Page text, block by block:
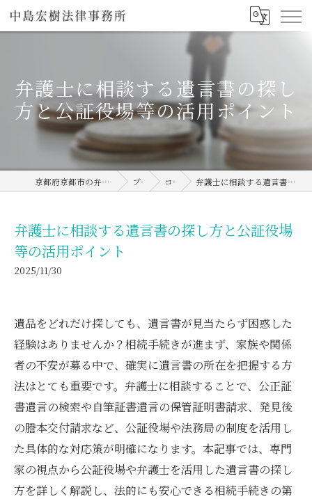
弁護士に相談する遺言書の探し
方と公証役場等の活用ポイント
京都府京都市の弁護士なら中島宏樹法律事務所 ブログ コラム 弁護士に相談する遺言書の探し方と公証役場等の活用ポイント
弁護士に相談する遺言書の探し方と公証役場
等の活用ポイント
2025/11/30
遺品をどれだけ探しても、遺言書が見当たらず困惑した
経験はありませんか？相続手続きが進まず、家族や関係
者の不安が募る中で、確実に遺言書の所在を把握する方
法はとても重要です。弁護士に相談することで、公正証
書遺言の検索や自筆証書遺言の保管証明書請求、発見後
の謄本交付請求など、公証役場や法務局の制度を活用し
た具体的な対応策が明確になります。本記事では、専門
家の視点から公証役場や弁護士を活用した遺言書の探し
方を詳しく解説し、法的にも安心できる相続手続きの第